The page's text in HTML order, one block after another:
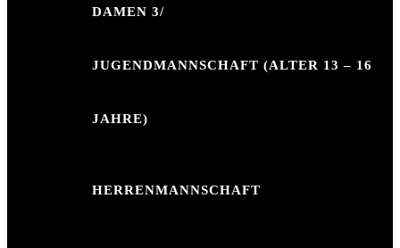
DAMEN 3/
JUGENDMANNSCHAFT (ALTER 13 – 16
JAHRE)
HERRENMANNSCHAFT